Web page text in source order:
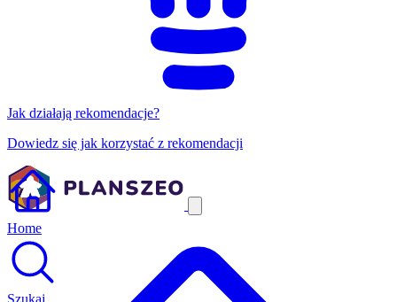
Jak działają rekomendacje?
Dowiedz się jak korzystać z rekomendacji
Home
Szukaj